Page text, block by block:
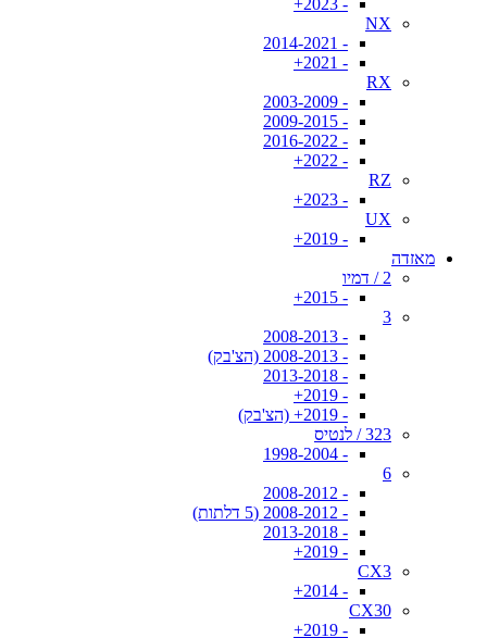
- 2023+
NX
- 2014-2021
- 2021+
RX
- 2003-2009
- 2009-2015
- 2016-2022
- 2022+
RZ
- 2023+
UX
- 2019+
מאזדה
2 / דמיו
- 2015+
3
- 2008-2013
- 2008-2013 (הצ'בק)
- 2013-2018
- 2019+
- 2019+ (הצ'בק)
323 / לנטיס
- 1998-2004
6
- 2008-2012
- 2008-2012 (5 דלתות)
- 2013-2018
- 2019+
CX3
- 2014+
CX30
- 2019+